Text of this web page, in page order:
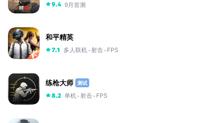
9.4 9月首测
和平精英
7.1 多人联机 射击 FPS
练枪大师 测试
8.2 单机 射击 FPS